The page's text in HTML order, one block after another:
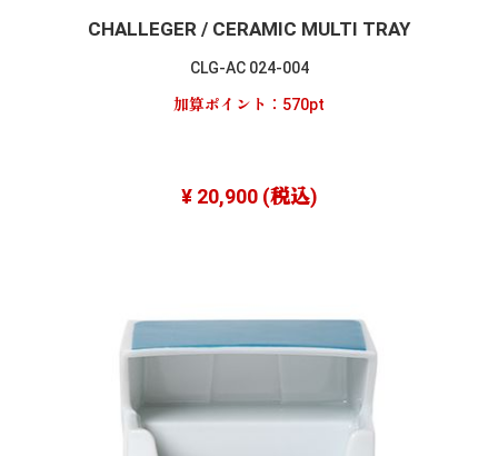
CHALLEGER / CERAMIC MULTI TRAY
CLG-AC 024-004
加算ポイント： 570pt
¥ 20,900(税込)